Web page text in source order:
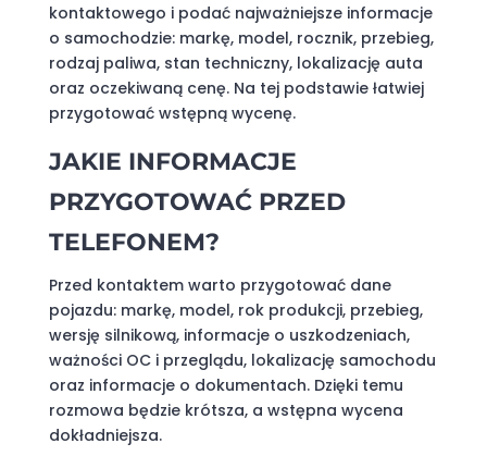
kontaktowego i podać najważniejsze informacje
o samochodzie: markę, model, rocznik, przebieg,
rodzaj paliwa, stan techniczny, lokalizację auta
oraz oczekiwaną cenę. Na tej podstawie łatwiej
przygotować wstępną wycenę.
JAKIE INFORMACJE
PRZYGOTOWAĆ PRZED
TELEFONEM?
Przed kontaktem warto przygotować dane
pojazdu: markę, model, rok produkcji, przebieg,
wersję silnikową, informacje o uszkodzeniach,
ważności OC i przeglądu, lokalizację samochodu
oraz informacje o dokumentach. Dzięki temu
rozmowa będzie krótsza, a wstępna wycena
dokładniejsza.